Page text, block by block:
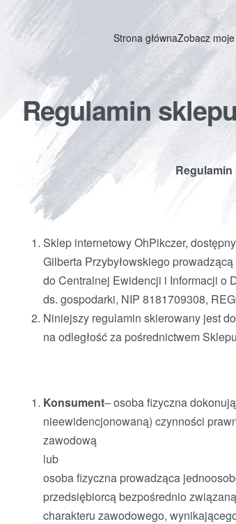
Strona głównaZobacz
Regulamin sklepu
Sklep internetowy OhPikczer,
Gilberta Przybyłowskiego
do Centralnej Ewidencji i Informacji o
ds. gospodarki, NIP 8181709308,
Niniejszy regulamin skierowany jest
na odległość za pośrednictwem
Konsument– osoba fizyczna
nieewidencjonowaną) czynności
zawodową
lub
osoba fizyczna prowadząca
przedsiębiorcą bezpośrednio
charakteru zawodowego,